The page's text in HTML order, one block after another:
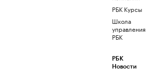
РБК Курсы
Школа
управления
РБК
РБК
Новости